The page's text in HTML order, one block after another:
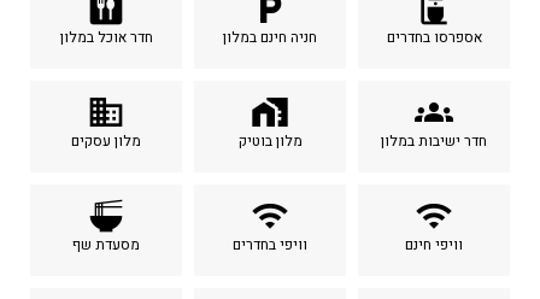
coffee_maker
אספרסו בחדרים
local_parking
חניה חינם במלון
dining
חדר אוכל במלון
groups
חדר ישיבות במלון
home_work
מלון בוטיק
business
מלון עסקים
wifi
וויפי חינם
wifi
וויפי בחדרים
ramen_dining
מסעדת שף